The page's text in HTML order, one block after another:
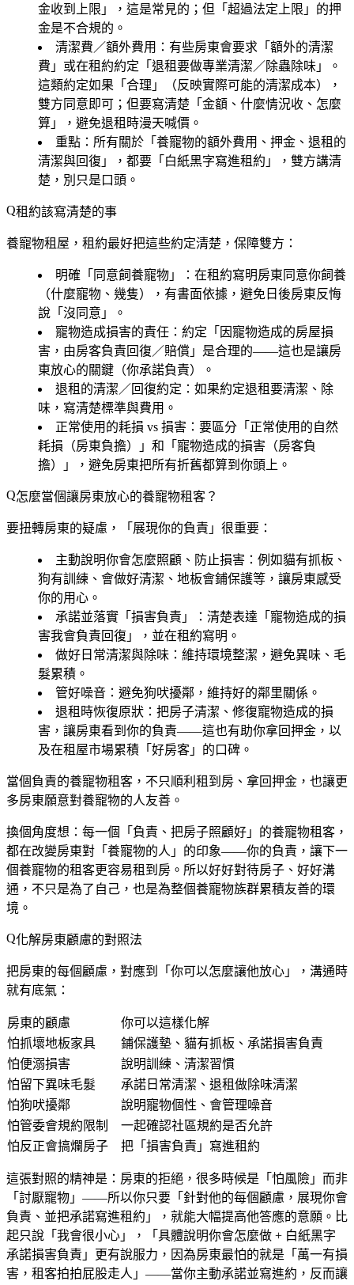
金收到上限」，這是常見的；但「超過法定上限」的押
金是不合規的。
清潔費／額外費用 ：有些房東會要求「額外的清潔
費」或在租約約定「退租要做專業清潔／除蟲除味」。
這類約定如果「合理」（反映實際可能的清潔成本），
雙方同意即可；但要寫清楚「金額、什麼情況收、怎麼
算」，避免退租時漫天喊價。
重點 ：所有關於「養寵物的額外費用、押金、退租的
清潔與回復」，都要「白紙黑字寫進租約」，雙方講清
楚，別只是口頭。
租約該寫清楚的事
養寵物租屋，租約最好把這些約定清楚，保障雙方：
明確「同意飼養寵物」
：在租約寫明房東同意你飼養
（什麼寵物、幾隻），有書面依據，避免日後房東反悔
說「沒同意」。
寵物造成損害的責任 ：約定「因寵物造成的房屋損
害，由房客負責回復／賠償」是合理的——這也是讓房
東放心的關鍵（你承諾負責）。
退租的清潔／回復約定 ：如果約定退租要清潔、除
味，寫清楚標準與費用。
正常使用的耗損 vs 損害 ：要區分「正常使用的自然
耗損（房東負擔）」和「寵物造成的損害（房客負
擔）」，避免房東把所有折舊都算到你頭上。
怎麼當個讓房東放心的養寵物租客？
要扭轉房東的疑慮，「展現你的負責」很重要：
主動說明你會怎麼照顧、防止損害 ：例如貓有抓板、
狗有訓練、會做好清潔、地板會鋪保護等，讓房東感受
你的用心。
承諾並落實「損害負責」
：清楚表達「寵物造成的損
害我會負責回復」，並在租約寫明。
做好日常清潔與除味 ：維持環境整潔，避免異味、毛
髮累積。
管好噪音 ：避免狗吠擾鄰，維持好的鄰里關係。
退租時恢復原狀 ：把房子清潔、修復寵物造成的損
害，讓房東看到你的負責——這也有助你拿回押金，以
及在租屋市場累積「好房客」的口碑。
當個負責的養寵物租客，不只順利租到房、拿回押金，也讓更
多房東願意對養寵物的人友善。
換個角度想：每一個「負責、把房子照顧好」的養寵物租客，
都在改變房東對「養寵物的人」的印象——你的負責，讓下一
個養寵物的租客更容易租到房。所以好好對待房子、好好溝
通，不只是為了自己，也是為整個養寵物族群累積友善的環
境。
化解房東顧慮的對照法
把房東的每個顧慮，對應到「你可以怎麼讓他放心」，溝通時
就有底氣：
房東的顧慮
你可以這樣化解
怕抓壞地板家具
鋪保護墊、貓有抓板、承諾損害負責
怕便溺損害
說明訓練、清潔習慣
怕留下異味毛髮
承諾日常清潔、退租做除味清潔
怕狗吠擾鄰
說明寵物個性、會管理噪音
怕管委會規約限制
一起確認社區規約是否允許
怕反正會搞爛房子
把「損害負責」寫進租約
這張對照的精神是：房東的拒絕，很多時候是「怕風險」而非
「討厭寵物」——所以你只要「針對他的每個顧慮，展現你會
負責、並把承諾寫進租約」，就能大幅提高他答應的意願。比
起只說「我會很小心」，「具體說明你會怎麼做 + 白紙黑字
承諾損害負責」更有說服力，因為房東最怕的就是「萬一有損
害，租客拍拍屁股走人」——當你主動承諾並寫進約，反而讓